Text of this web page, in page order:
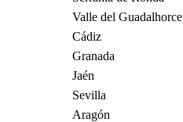
Valle del Guadalhorce
Cádiz
Granada
Jaén
Sevilla
Aragón